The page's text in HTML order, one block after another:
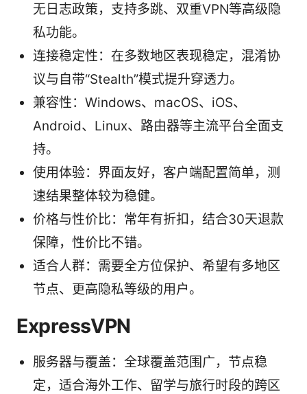
无日志政策，支持多跳、双重VPN等高级隐
私功能。
连接稳定性：在多数地区表现稳定，混淆协
议与自带“Stealth”模式提升穿透力。
兼容性：Windows、macOS、iOS、
Android、Linux、路由器等主流平台全面支
持。
使用体验：界面友好，客户端配置简单，测
速结果整体较为稳健。
价格与性价比：常年有折扣，结合30天退款
保障，性价比不错。
适合人群：需要全方位保护、希望有多地区
节点、更高隐私等级的用户。
ExpressVPN
服务器与覆盖：全球覆盖范围广，节点稳
定，适合海外工作、留学与旅行时段的跨区